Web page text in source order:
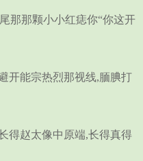
那颗小小红痣你“你这开
能宗热烈那视线,腼腆打
赵太像中原端,长得真得